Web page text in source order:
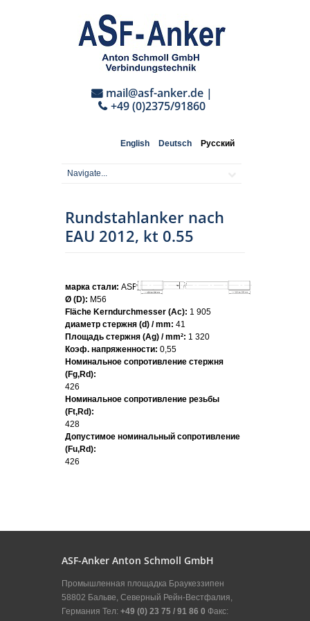
mail@asf-anker.de|
+49 (0)2375/91860
English Deutsch Русский
Rundstahlanker nach
EAU 2012, kt 0.55
марка стали: ASF355
Ø (D): M56
Fläche Kerndurchmesser (Ac): 1 905
диаметр стержня (d) / mm: 41
Площадь стержня (Ag) / mm²: 1 320
Коэф. напряженности: 0,55
Номинальное сопротивление стержня
(Fg,Rd):
426
Номинальное сопротивление резьбы
(Ft,Rd):
428
Допустимое номинальный сопротивление
(Fu,Rd):
426
ASF-Anker Anton Schmoll GmbH
Промышленная площадка Браукеззипен
58802 Бальве, Северный Рейн-Вестфалия,
Германия Тел: +49 (0) 23 75 / 91 86 0 Факс: